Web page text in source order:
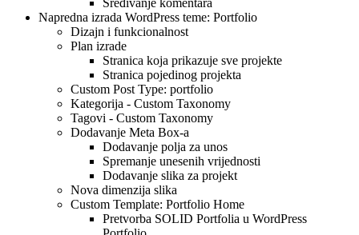
Napredna izrada WordPress teme: Portfolio
Dizajn i funkcionalnost
Plan izrade
Stranica koja prikazuje sve projekte
Stranica pojedinog projekta
Custom Post Type: portfolio
Kategorija - Custom Taxonomy
Tagovi - Custom Taxonomy
Dodavanje Meta Box-a
Dodavanje polja za unos
Spremanje unesenih vrijednosti
Dodavanje slika za projekt
Nova dimenzija slika
Custom Template: Portfolio Home
Pretvorba SOLID Portfolia u WordPress